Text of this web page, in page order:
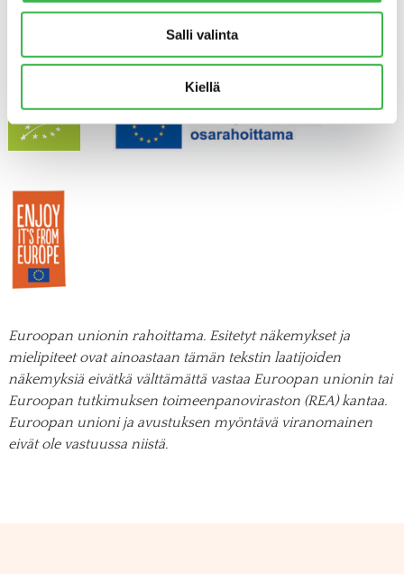
Salli valinta
Kiellä
Aura Lamminparras, toiminnanjohtaja, Pro Luomu ry, puh.
040 556 8097,aura.lamminparras@proluomu.fi
Euroopan unionin rahoittama. Esitetyt näkemykset ja
mielipiteet ovat ainoastaan tämän tekstin laatijoiden
näkemyksiä eivätkä välttämättä vastaa Euroopan unionin tai
Euroopan tutkimuksen toimeenpanoviraston (REA) kantaa.
Euroopan unioni ja avustuksen myöntävä viranomainen
eivät ole vastuussa niistä.